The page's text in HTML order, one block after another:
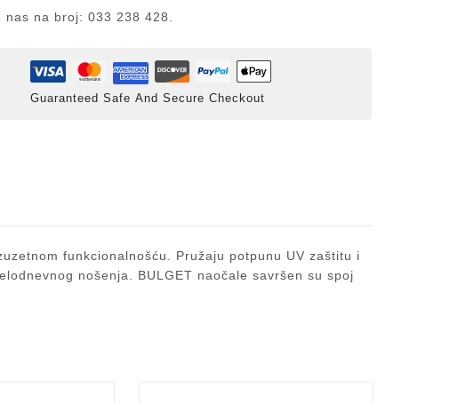
nas na broj: 033 238 428.
Guaranteed Safe And Secure Checkout
funkcionalnošću. Pružaju potpunu UV zaštitu i
nošenja. BULGET naočale savršen su spoj